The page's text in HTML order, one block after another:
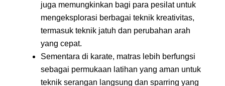
juga memungkinkan bagi para pesilat untuk
mengeksplorasi berbagai teknik kreativitas,
termasuk teknik jatuh dan perubahan arah
yang cepat.
Sementara di karate, matras lebih berfungsi
sebagai permukaan latihan yang aman untuk
teknik serangan langsung dan sparring yang